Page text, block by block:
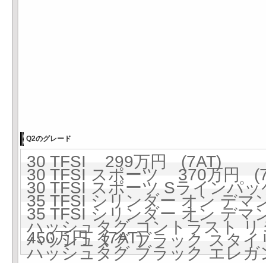
Q2のグレード
30 TFSI 299万円 (7AT)
30 TFSI スポーツ 370万円
30 TFSI スポーツ Sラインパ
35 TFSI シリンダー オン デ
35 TFSI シリンダー オン デ
450万円 (7AT)
ハッシュタグ コントラスト
ハッシュタグ ブラック スタ
ハッシュタグ ブラック エレ